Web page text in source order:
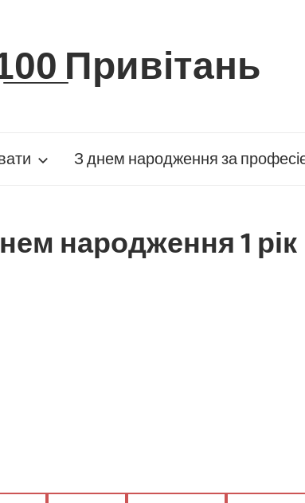
Привітань
З днем народження за
народження 1 рік